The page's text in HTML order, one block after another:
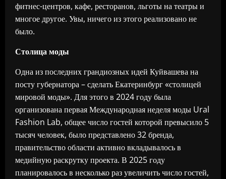
фитнес-центров, кафе, ресторанов, льготы на театры и
многое другое. Увы, ничего из этого реализовано не
было.
Столица моды
Одна из последних грандиозных идей Куйвашева на
посту губернатора – сделать Екатеринбург «столицей
мировой моды». Для этого в 2024 году была
организована первая Международная неделя моды Ural
Fashion Lab, общее число гостей которой превысило 5
тысяч человек, было представлено 32 бренда,
правительство области активно вкладывалось в
медийную раскрутку проекта. В 2025 году
планировалось в несколько раз увеличить число гостей,